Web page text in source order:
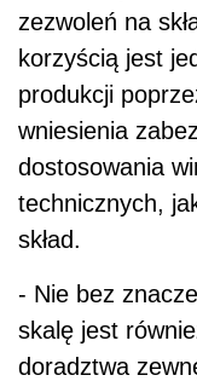
zezwoleń na
korzyścią jest
produkcji
wniesienia
dostosowania
technicznych,
skład.
- Nie bez
skalę jest
doradztwa